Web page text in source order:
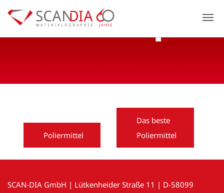
Previous
Poliermittel
Das beste
Poliermittel
SCAN-DIA GmbH | Lütkenheider Straße 11 | D-58099